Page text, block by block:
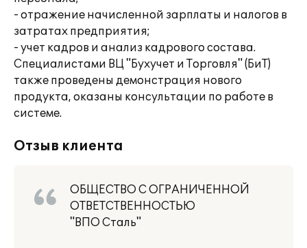
- отражение начисленной зарплаты и налогов в
затратах предприятия;
- учет кадров и анализ кадрового состава.
Специалистами ВЦ "Бухучет и Торговля" (БиТ)
также проведены демонстрация нового
продукта, оказаны консультации по работе в
системе.
Отзыв клиента
ОБЩЕСТВО С ОГРАНИЧЕННОЙ
ОТВЕТСТВЕННОСТЬЮ
"ВПО Сталь"